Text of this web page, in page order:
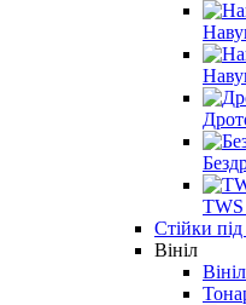
Стійки
Вініл